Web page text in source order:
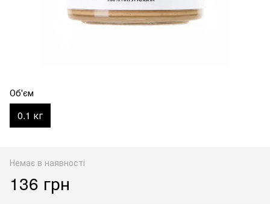
Об'єм
0.1 кг
Немає в наявності
136 грн